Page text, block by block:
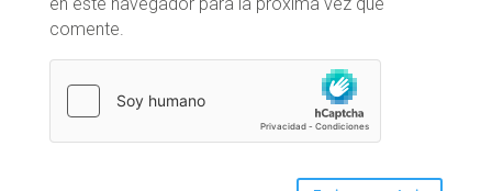
comente.